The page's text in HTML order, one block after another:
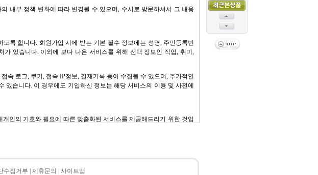
내부 정책 변화에 따라 변경될 수 있으며, 수시로 방문하셔서 그 내용
록 합니다. 회원가입 시에 받는 기본 필수 정보에는 성명, 주민등록번
있습니다. 이외에 보다 나은 서비스를 위해 선택 정보인 직업, 취미,
속 로그, 쿠키, 접속 IP정보, 결재기록 등이 수집될 수 있으며, 추가적인
습니다. 이 경우에도 기입하신 정보는 해당 서비스의 이용 및 사전에
인의 기호와 필요에 따른 맞춤화된 서비스를 제공해드리기 위한 것입
수집거부 제휴문의 사이트맵